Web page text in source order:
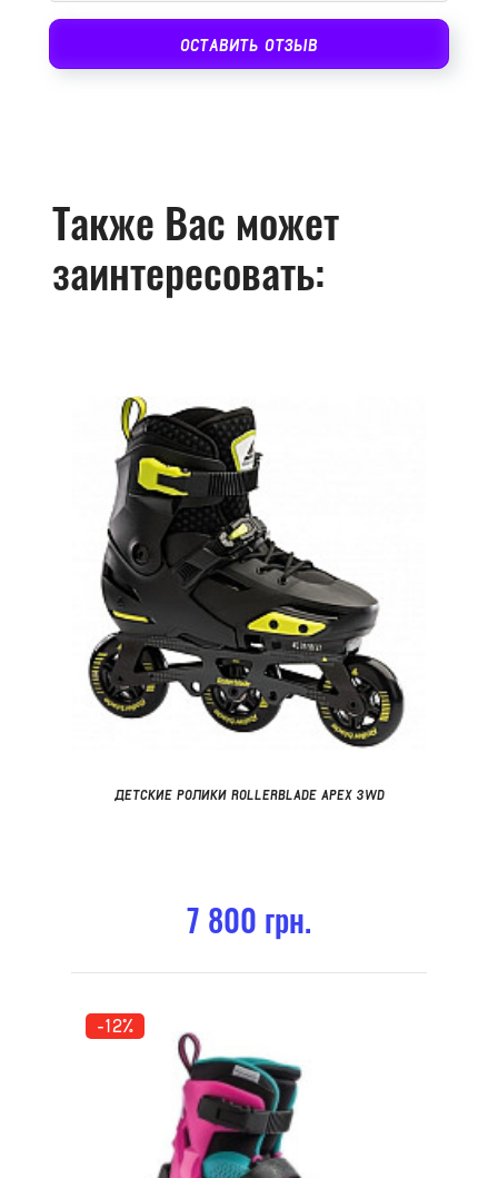
ОСТАВИТЬ ОТЗЫВ
Также Вас может
заинтересовать:
ДЕТСКИЕ РОЛИКИ ROLLERBLADE APEX 3WD
7 800 грн.
-12%